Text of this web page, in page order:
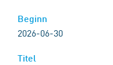
Beginn
2026-06-30
Titel